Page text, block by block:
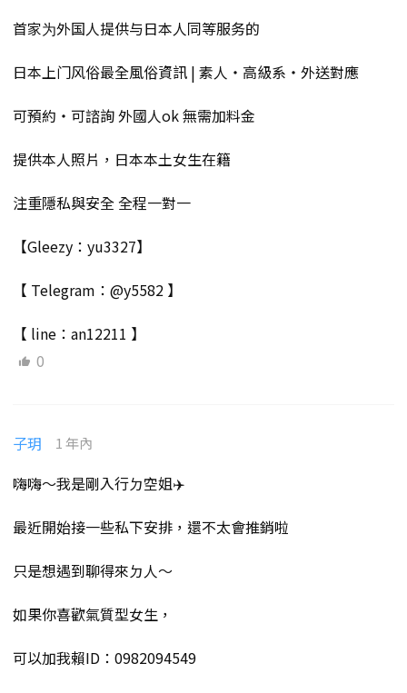
首家为外国人提供与日本人同等服务的
日本上门风俗最全風俗資訊 | 素人・高級系・外送對應
可預約・可諮詢 外國人ok 無需加料金
提供本人照片，日本本土女生在籍
注重隱私與安全 全程一對一
【Gleezy：yu3327】
【 Telegram：@y5582 】
【 line：an12211 】
0
子玥 1 年內
嗨嗨～我是剛入行ㄉ空姐✈️
最近開始接一些私下安排，還不太會推銷啦
只是想遇到聊得來ㄉ人～
如果你喜歡氣質型女生，
可以加我賴ID：0982094549